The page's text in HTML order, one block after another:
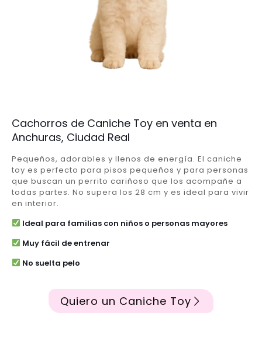
Cachorros de Caniche Toy en venta en
Anchuras, Ciudad Real
Pequeños, adorables y llenos de energía. El caniche
toy es perfecto para pisos pequeños y para personas
que buscan un perrito cariñoso que los acompañe a
todas partes. No supera los 28 cm y es ideal para vivir
en interior.
Ideal para familias con niños o personas mayores
Muy fácil de entrenar
No suelta pelo
Quiero un Caniche Toy